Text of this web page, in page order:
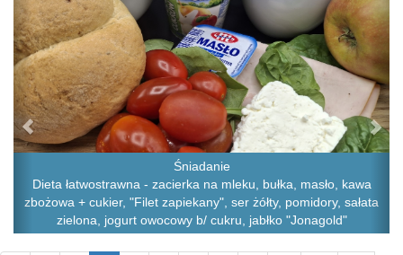
Śniadanie
Dieta łatwostrawna - zacierka na mleku, bułka, masło, kawa
zbożowa + cukier, "Filet zapiekany", ser żółty, pomidory, sałata
zielona, jogurt owocowy b/ cukru, jabłko "Jonagold"